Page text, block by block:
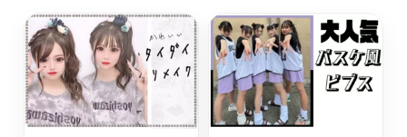
上水内郡信濃町 最短2日後お届け
北安曇郡池田町 最短2日後お届け